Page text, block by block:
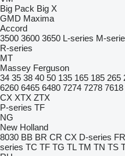
Big Pack Big X
GMD Maxima
Accord
3500 3600 3650 L-series M-
R-series
MT
Massey Ferguson
34 35 38 40 50 135 165 185 265
6260 6465 6480 7274 7278 7618
CX XTX ZTX
P-series TF
NG
New Holland
8030 BB BR CR CX D-series FR
series TC TF TG TL TM TN TS